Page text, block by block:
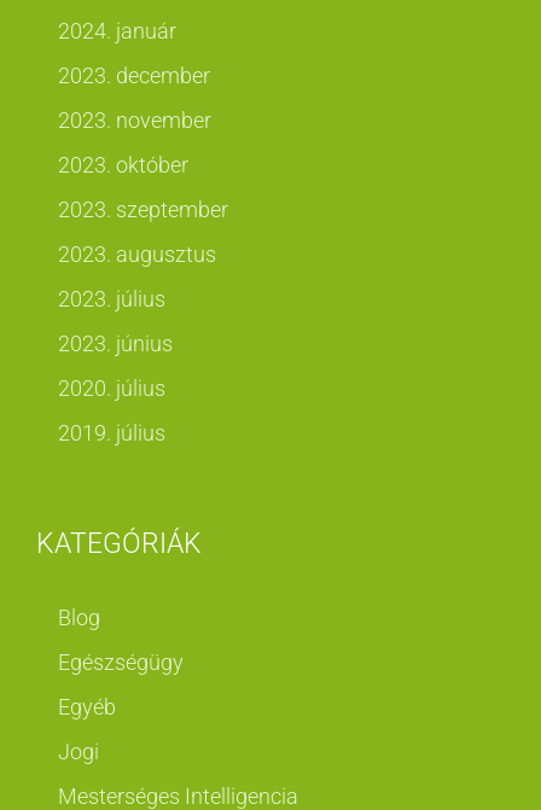
2024. január
2023. december
2023. november
2023. október
2023. szeptember
2023. augusztus
2023. július
2023. június
2020. július
2019. július
KATEGÓRIÁK
Blog
Egészségügy
Egyéb
Jogi
Mesterséges Intelligencia